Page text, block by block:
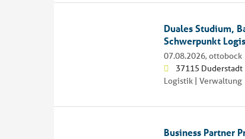
Duales Studium,
Schwerpunkt
07.08.2026,ottobock
37115 Duderstadt
Logistik | Verwaltung
Business Partner